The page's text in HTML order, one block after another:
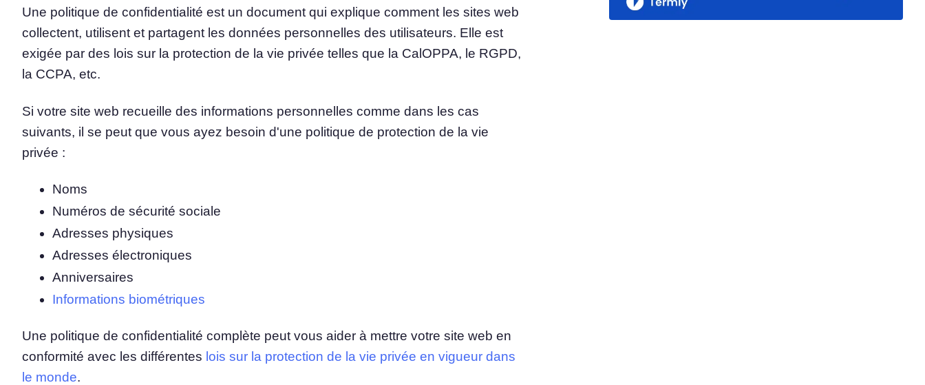
Plateforme de gestion du
consentement
Solution tout-en-un de gestion du consentement
Consentement aux cookies
Obtenir le consentement et gérer les préférences
réglementation
Une politique de confidentialité est un document qui explique comment les sites web
collectent, utilisent et partagent les données personnelles des utilisateurs. Elle est
exigée par des lois sur la protection de la vie privée telles que la CalOPPA, le RGPD,
la CCPA, etc.
Si votre site web recueille des informations personnelles comme dans les cas
suivants, il se peut que vous ayez besoin d'une politique de protection de la vie
privée :
Noms
Numéros de sécurité sociale
Adresses physiques
Adresses électroniques
Anniversaires
Informations biométriques
Une politique de confidentialité complète peut vous aider à mettre votre site web en
conformité avec les différentes lois sur la protection de la vie privée en vigueur dans
le monde.